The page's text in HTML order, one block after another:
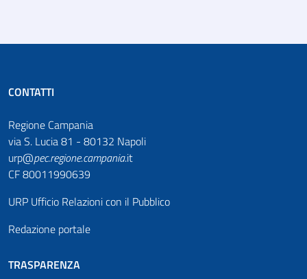
CONTATTI
Regione Campania
via S. Lucia 81 - 80132 Napoli
urp@pec.regione.campania.it
CF 80011990639
URP Ufficio Relazioni con il Pubblico
Redazione portale
TRASPARENZA